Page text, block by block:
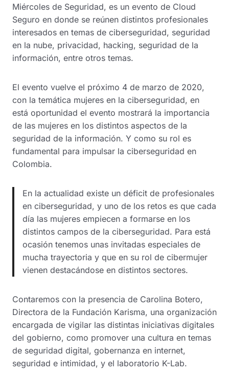
Miércoles de Seguridad, es un evento de Cloud
Seguro en donde se reúnen distintos profesionales
interesados en temas de ciberseguridad, seguridad
en la nube, privacidad, hacking, seguridad de la
información, entre otros temas.
El evento vuelve el próximo 4 de marzo de 2020,
con la temática mujeres en la ciberseguridad, en
está oportunidad el evento mostrará la importancia
de las mujeres en los distintos aspectos de la
seguridad de la información. Y como su rol es
fundamental para impulsar la ciberseguridad en
Colombia.
En la actualidad existe un déficit de profesionales
en ciberseguridad, y uno de los retos es que cada
día las mujeres empiecen a formarse en los
distintos campos de la ciberseguridad. Para está
ocasión tenemos unas invitadas especiales de
mucha trayectoria y que en su rol de cibermujer
vienen destacándose en distintos sectores.
Contaremos con la presencia de Carolina Botero,
Directora de la Fundación Karisma, una organización
encargada de vigilar las distintas iniciativas digitales
del gobierno, como promover una cultura en temas
de seguridad digital, gobernanza en internet,
seguridad e intimidad, y el laboratorio K-Lab.